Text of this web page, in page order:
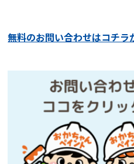
無料のお問い合わ